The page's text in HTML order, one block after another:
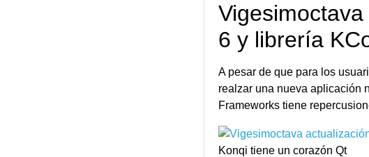
6 y librería
A pesar de que para los
realzar una nueva aplicación
Frameworks tiene
Konqi tiene un corazón Qt